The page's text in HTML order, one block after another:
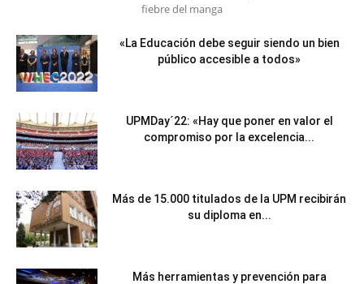
fiebre del manga
«La Educación debe seguir siendo un bien
público accesible a todos»
UPMDay´22: «Hay que poner en valor el
compromiso por la excelencia...
Más de 15.000 titulados de la UPM recibirán
su diploma en...
Más herramientas y prevención para